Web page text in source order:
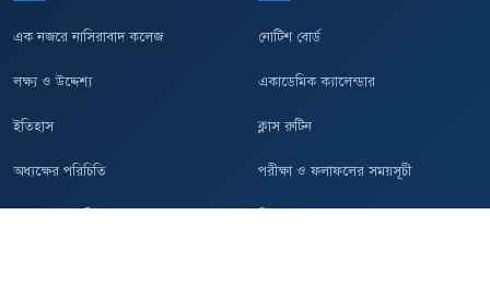
এক নজরে নাসিরাবাদ কলেজ
লক্ষ্য ও উদ্দেশ্য
ইতিহাস
অধ্যক্ষের পরিচিতি
নোটিশ বোর্ড
একাডেমিক ক্যালেন্ডার
ক্লাস রুটিন
পরীক্ষা ও ফলাফলের সময়সূচী